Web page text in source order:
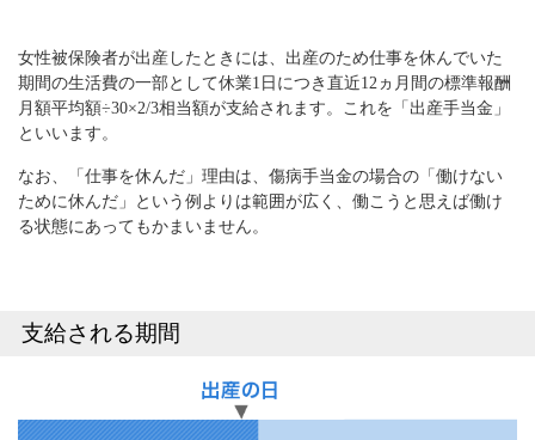
女性被保険者が出産したときには、出産のため仕事を休んでいた
期間の生活費の一部として休業1日につき直近12ヵ月間の標準報酬
月額平均額÷30×2/3相当額が支給されます。これを「出産手当金」
といいます。
なお、「仕事を休んだ」理由は、傷病手当金の場合の「働けない
ために休んだ」という例よりは範囲が広く、働こうと思えば働け
る状態にあってもかまいません。
支給される期間